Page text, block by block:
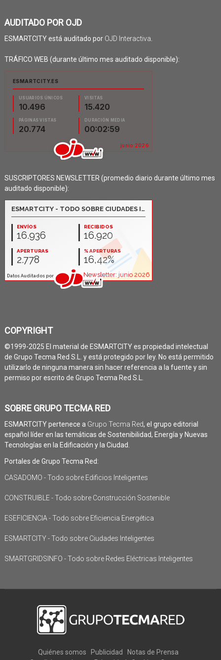
AUDITADO POR OJD
ESMARTCITY está auditado por OJD Interactiva
TRÁFICO WEB (durante último mes auditado disponible):
SUSCRIPTORES NEWSLETTER (promedio diario durante último mes
auditado disponible):
COPYRIGHT
©1999-2025 El material de ESMARTCITY es propiedad intelectual
de Grupo Tecma Red S.L. y está protegido por ley. No está permitido
utilizarlo de ninguna manera sin hacer referencia a la fuente y sin
permiso por escrito de Grupo Tecma Red S.L.
SOBRE GRUPO TECMA RED
ESMARTCITY pertenece a Grupo Tecma Red, el grupo editorial
español líder en las temáticas de Sostenibilidad, Energía y Nuevas
Tecnologías en la Edificación y la Ciudad.
Portales de Grupo Tecma Red:
CASADOMO - Todo sobre Edificios Inteligentes
CONSTRUIBLE - Todo sobre Construcción Sostenible
ESEFICIENCIA - Todo sobre Eficiencia Energética
ESMARTCITY - Todo sobre Ciudades Inteligentes
SMARTGRIDSINFO - Todo sobre Redes Eléctricas Inteligentes
Quiénes somos Publicidad
Notas de Prensa